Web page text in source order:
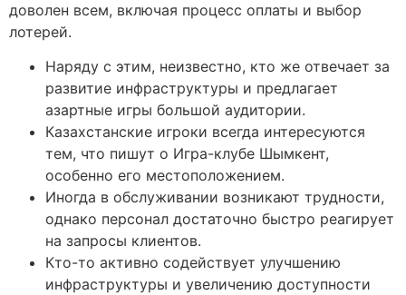
доволен всем, включая процесс оплаты и выбор
лотерей.
Наряду с этим, неизвестно, кто же отвечает за
развитие инфраструктуры и предлагает
азартные игры большой аудитории.
Казахстанские игроки всегда интересуются
тем, что пишут о Игра-клубе Шымкент,
особенно его местоположением.
Иногда в обслуживании возникают трудности,
однако персонал достаточно быстро реагирует
на запросы клиентов.
Кто-то активно содействует улучшению
инфраструктуры и увеличению доступности